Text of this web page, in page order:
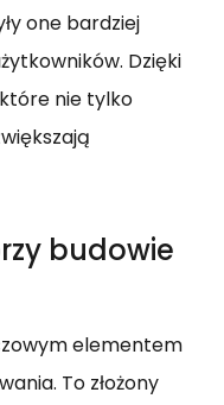
one bardziej
Dzięki
nie tylko
budowie
elementem
To złożony